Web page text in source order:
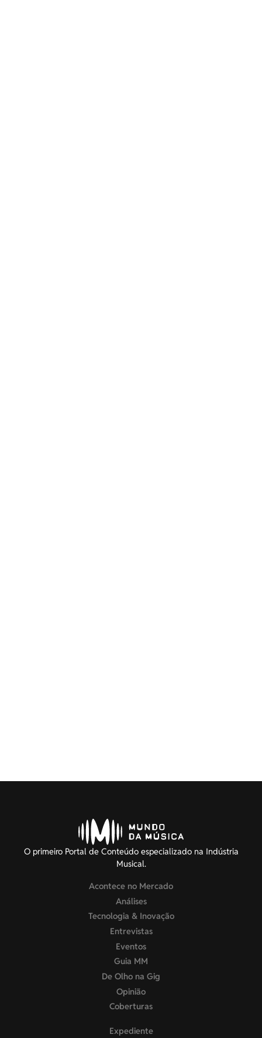
O primeiro Portal de Conteúdo especializado na Indústria
Musical.
Acontece no Mercado
Análises
Tecnologia & Inovação
Entrevistas
Eventos
Guia MM
De Olho na Gig
Opinião
Coberturas
Expediente